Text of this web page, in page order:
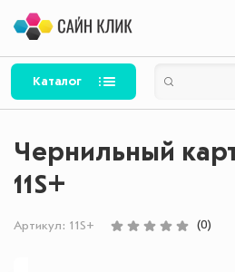
Каталог
Чернильный
11S+
Артикул: 11S+ (0)